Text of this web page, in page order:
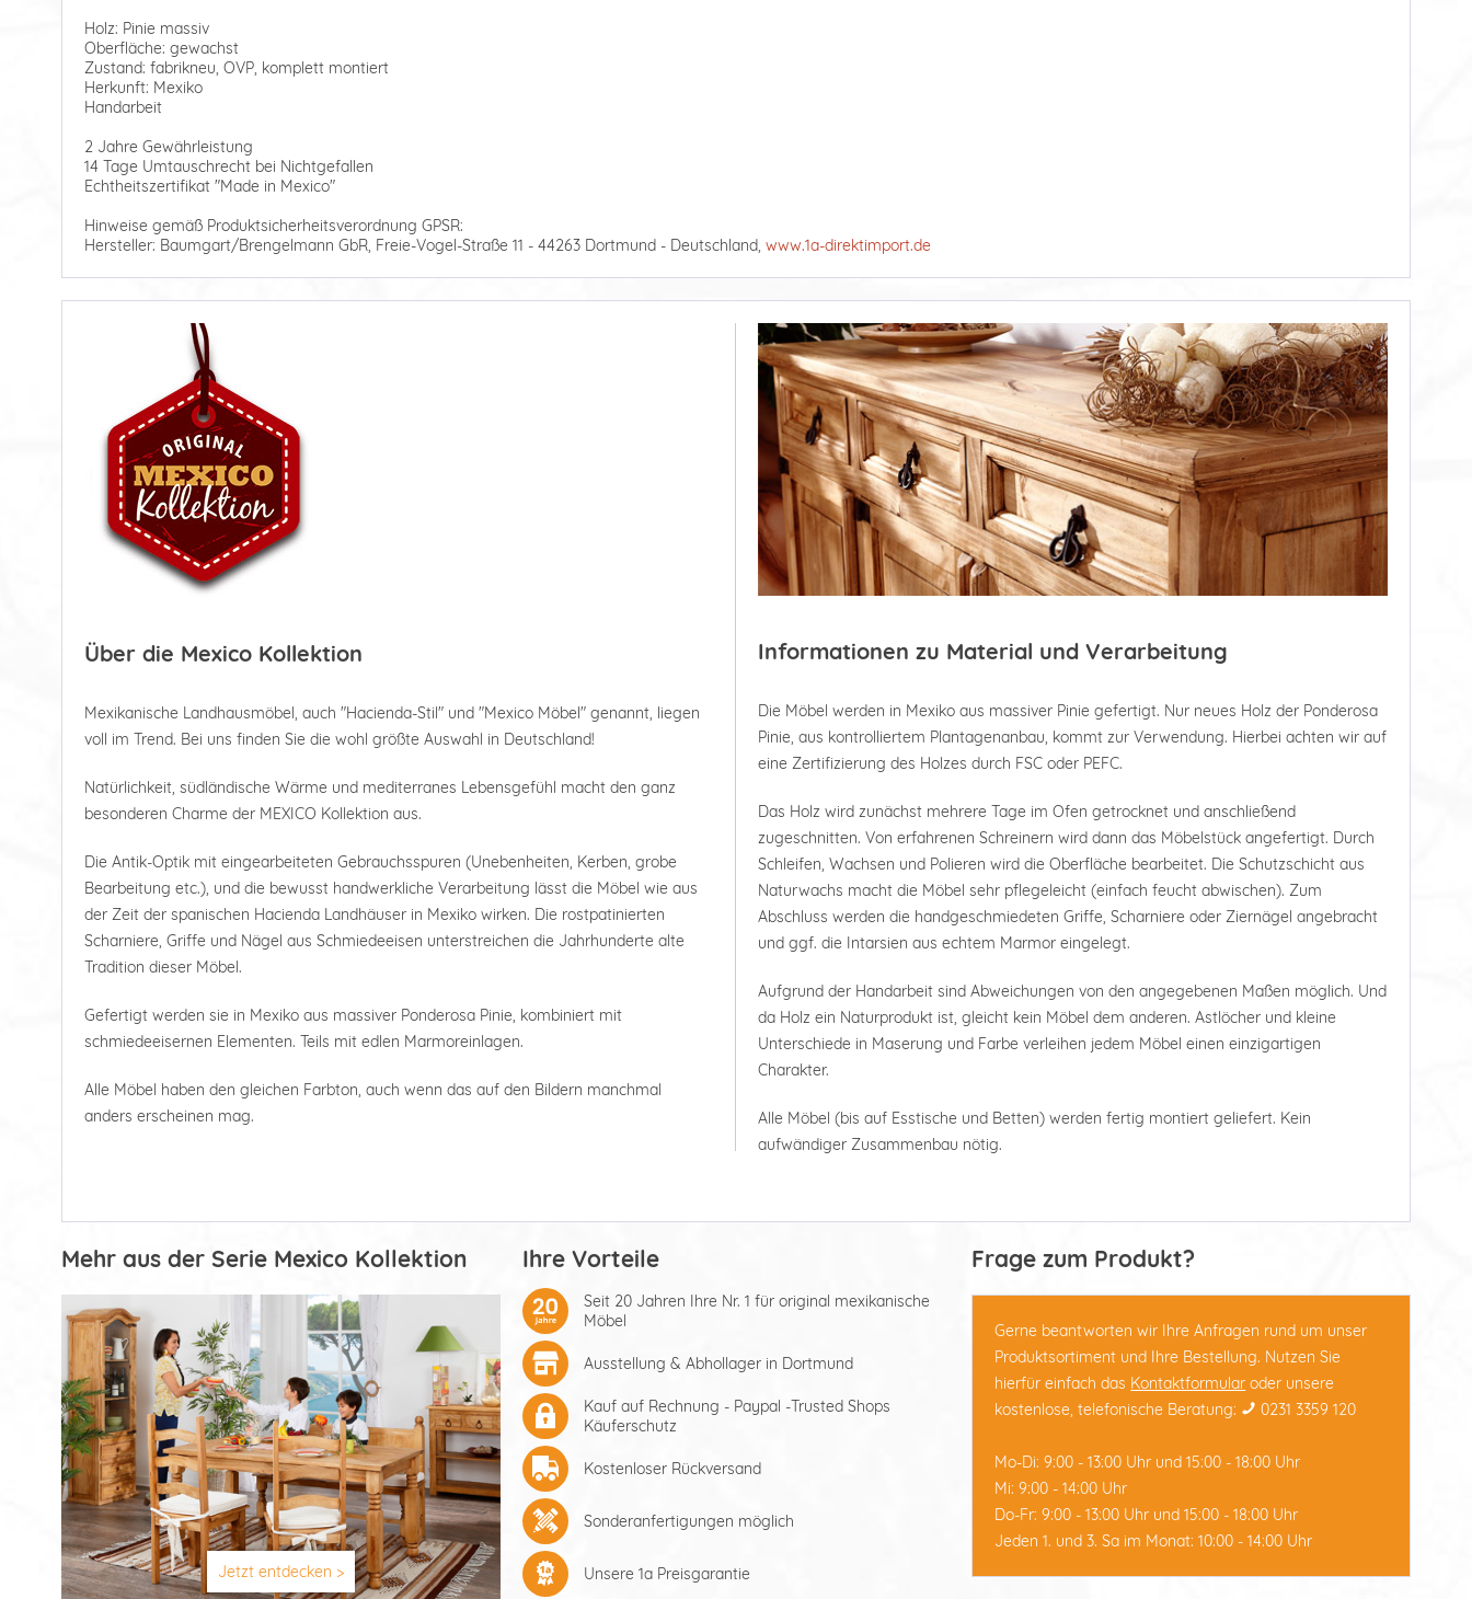
Holz: Pinie massiv
Oberfläche: gewachst
Zustand: fabrikneu, OVP, komplett montiert
Herkunft: Mexiko
Handarbeit
2 Jahre Gewährleistung
14 Tage Umtauschrecht bei Nichtgefallen
Echtheitszertifikat "Made in Mexico"
Hinweise gemäß Produktsicherheitsverordnung GPSR:
Hersteller: Baumgart/Brengelmann GbR, Freie-Vogel-Straße 11 - 44263 Dortmund - Deutschland, www.1a-direktimport.de
Über die Mexico Kollektion
Mexikanische Landhausmöbel, auch "Hacienda-Stil" und "Mexico Möbel" genannt, liegen
voll im Trend. Bei uns finden Sie die wohl größte Auswahl in Deutschland!
Natürlichkeit, südländische Wärme und mediterranes Lebensgefühl macht den ganz
besonderen Charme der MEXICO Kollektion aus.
Die Antik-Optik mit eingearbeiteten Gebrauchsspuren (Unebenheiten, Kerben, grobe
Bearbeitung etc.), und die bewusst handwerkliche Verarbeitung lässt die Möbel wie aus
der Zeit der spanischen Hacienda Landhäuser in Mexiko wirken. Die rostpatinierten
Scharniere, Griffe und Nägel aus Schmiedeeisen unterstreichen die Jahrhunderte alte
Tradition dieser Möbel.
Gefertigt werden sie in Mexiko aus massiver Ponderosa Pinie, kombiniert mit
schmiedeeisernen Elementen. Teils mit edlen Marmoreinlagen.
Alle Möbel haben den gleichen Farbton, auch wenn das auf den Bildern manchmal
anders erscheinen mag.
Informationen zu Material und Verarbeitung
Die Möbel werden in Mexiko aus massiver Pinie gefertigt. Nur neues Holz der Ponderosa
Pinie, aus kontrolliertem Plantagenanbau, kommt zur Verwendung. Hierbei achten wir auf
eine Zertifizierung des Holzes durch FSC oder PEFC.
Das Holz wird zunächst mehrere Tage im Ofen getrocknet und anschließend
zugeschnitten. Von erfahrenen Schreinern wird dann das Möbelstück angefertigt. Durch
Schleifen, Wachsen und Polieren wird die Oberfläche bearbeitet. Die Schutzschicht aus
Naturwachs macht die Möbel sehr pflegeleicht (einfach feucht abwischen). Zum
Abschluss werden die handgeschmiedeten Griffe, Scharniere oder Ziernägel angebracht
und ggf. die Intarsien aus echtem Marmor eingelegt.
Aufgrund der Handarbeit sind Abweichungen von den angegebenen Maßen möglich. Und
da Holz ein Naturprodukt ist, gleicht kein Möbel dem anderen. Astlöcher und kleine
Unterschiede in Maserung und Farbe verleihen jedem Möbel einen einzigartigen
Charakter.
Alle Möbel (bis auf Esstische und Betten) werden fertig montiert geliefert. Kein
aufwändiger Zusammenbau nötig.
Mehr aus der Serie Mexico Kollektion
Jetzt entdecken >
Ihre Vorteile
Seit 20 Jahren Ihre Nr. 1 für original mexikanische
Möbel
Ausstellung & Abhollager in Dortmund
Kauf auf Rechnung - Paypal -Trusted Shops
Käuferschutz
Kostenloser Rückversand
Sonderanfertigungen möglich
Unsere 1a Preisgarantie
Frage zum Produkt?
Gerne beantworten wir Ihre Anfragen rund um unser
Produktsortiment und Ihre Bestellung. Nutzen Sie
hierfür einfach das Kontaktformular oder unsere
kostenlose, telefonische Beratung:
0231 3359 120
Mo-Di: 9:00 - 13:00 Uhr und 15:00 - 18:00 Uhr
Mi: 9:00 - 14:00 Uhr
Do-Fr: 9:00 - 13:00 Uhr und 15:00 - 18:00 Uhr
Jeden 1. und 3. Sa im Monat: 10:00 - 14:00 Uhr